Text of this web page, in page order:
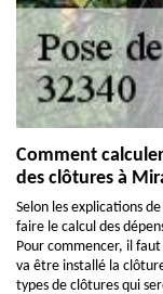
Comment
des clôtures à
Selon les explications
faire le calcul des
Pour commencer, il
va être installé la
types de clôtures qui